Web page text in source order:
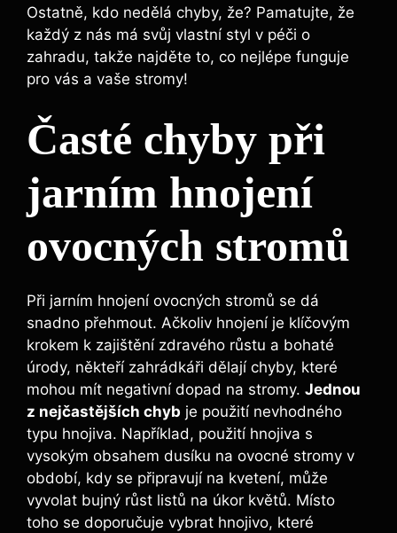
Ostatně, kdo nedělá chyby, ​že? Pamatujte, že
každý z nás má svůj vlastní‍ styl v péči o
zahradu, ‍takže najděte to, co nejlépe funguje
pro ‍vás a ‌vaše stromy!
Časté chyby při
‍jarním hnojení
ovocných stromů
Při jarním hnojení ovocných​ stromů se dá
‌snadno přehmout. Ačkoliv hnojení je klíčovým
krokem ​k ⁣zajištění zdravého růstu⁢ a bohaté
úrody, někteří⁢ zahrádkáři dělají⁤ chyby, které
mohou mít negativní dopad na stromy. Jednou
z ‌nejčastějších chyb ⁣je ⁢použití​ nevhodného
typu hnojiva. Například, použití hnojiva ⁣s
vysokým⁣ obsahem dusíku na ovocné stromy v​
období, kdy se připravují na kvetení, může‍
vyvolat bujný růst listů na úkor květů. Místo
toho se doporučuje ⁣vybrat hnojivo, které